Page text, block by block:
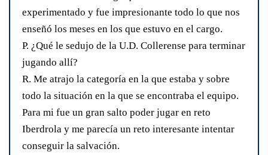
experimentado y fue impresionante todo lo que nos
enseñó los meses en los que estuvo en el cargo.
P. ¿Qué le sedujo de la U.D. Collerense para terminar
jugando allí?
R. Me atrajo la categoría en la que estaba y sobre
todo la situación en la que se encontraba el equipo.
Para mi fue un gran salto poder jugar en reto
Iberdrola y me parecía un reto interesante intentar
conseguir la salvación.